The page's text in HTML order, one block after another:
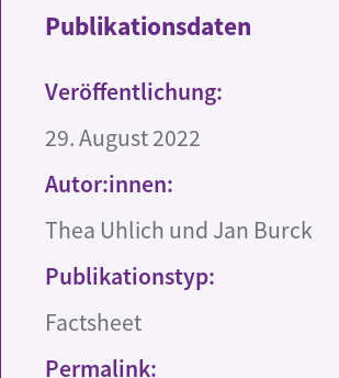
Publikationsdaten
Veröffentlichung:
29. August 2022
Autor:innen:
Thea Uhlich und Jan Burck
Publikationstyp:
Factsheet
Permalink: